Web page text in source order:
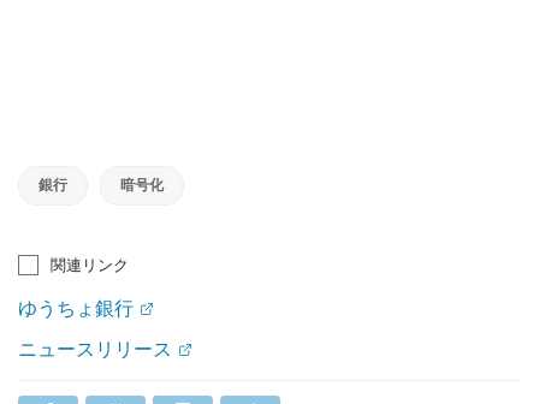
銀行 暗号化
関連リンク
ゆうちょ銀行
ニュースリリース